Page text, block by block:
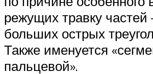
режущих травку частей
больших острых
Также именуется
пальцевой».